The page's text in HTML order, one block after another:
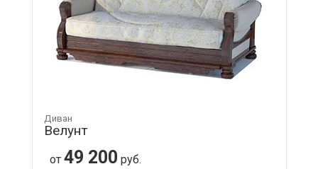
Диван
Велунт
от 49 200 руб.